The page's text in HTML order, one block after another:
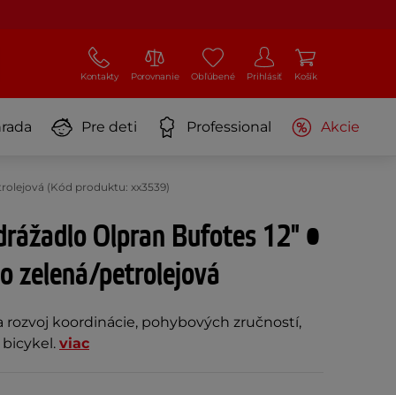
Kontakty Porovnanie Obľúbené Prihlásiť Košík
Pre deti Professional Akcie
(Kód produktu: xx3539)
Olpran Bufotes 12" •
zelená/petrolejová
rozvoj koordinácie, pohybových zručností,
bicykel. viac